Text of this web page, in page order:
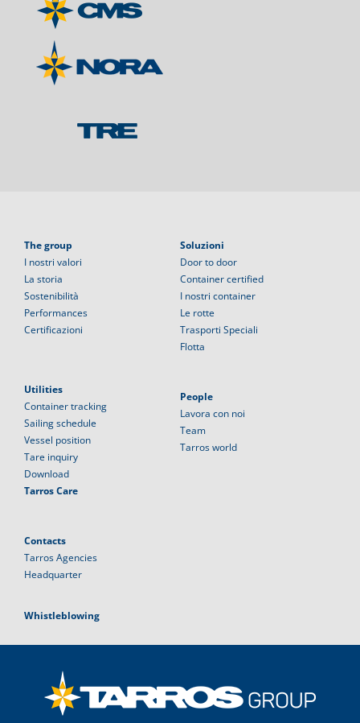
The group
I nostri valori
La storia
Sostenibilità
Performances
Certificazioni
Soluzioni
Door to door
Container certified
I nostri container
Le rotte
Trasporti Speciali
Flotta
Utilities
Container tracking
Sailing schedule
Vessel position
Tare inquiry
Download
Tarros Care
People
Lavora con noi
Team
Tarros world
Contacts
Tarros Agencies
Headquarter
Whistleblowing